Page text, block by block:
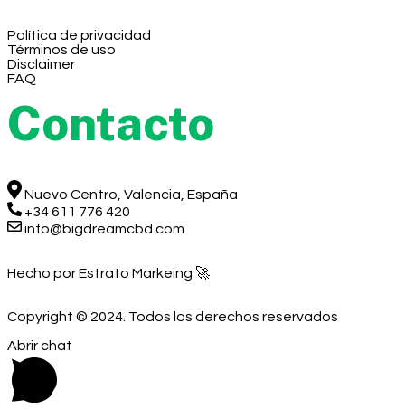
Política de privacidad
Términos de uso
Disclaimer
FAQ
Contacto
Nuevo Centro, Valencia, España
+34 611 776 420
info@bigdreamcbd.com
Hecho por Estrato Markeing 🚀
Copyright © 2024. Todos los derechos reservados
Abrir chat